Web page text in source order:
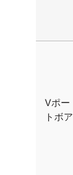
Vポー
トボア